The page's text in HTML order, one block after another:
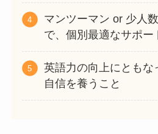
マンツーマン or 少人
で、個別最適なサポー
英語力の向上にともな
自信を養うこと